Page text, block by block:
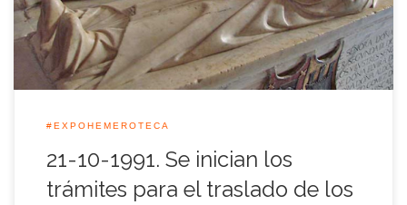
de la familia Enríquez de Ribera, conservados desde el […]
#EXPOHEMEROTECA
21-10-1991. Se inician los
trámites para el traslado de los